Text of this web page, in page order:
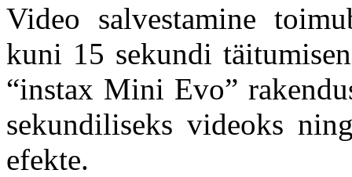
Video salvestamine
kuni 15 sekundi
“instax Mini Evo”
sekundiliseks videoks
efekte.